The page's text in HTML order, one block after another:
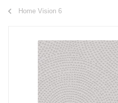
Home Vision 6